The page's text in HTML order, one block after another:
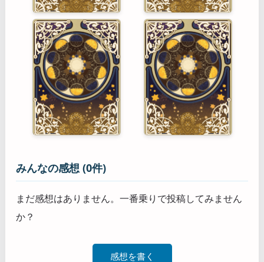
みんなの感想 (0件)
まだ感想はありません。一番乗りで投稿してみません
か？
感想を書く